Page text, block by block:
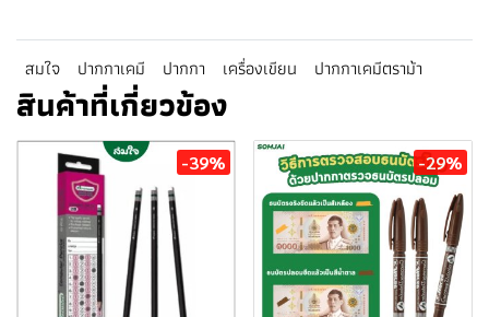
สมใจ ปากกาเคมี ปากกา เครื่องเขียน ปากกาเคมีตราม้า
สินค้าที่เกี่ยวข้อง
-39% -29%